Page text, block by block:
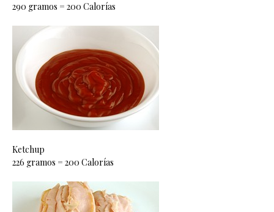
290 gramos = 200 Calorías
Ketchup
226 gramos = 200 Calorías